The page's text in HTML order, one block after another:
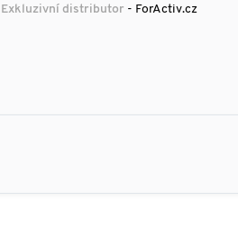
Exkluzivní distributor - ForActiv.cz